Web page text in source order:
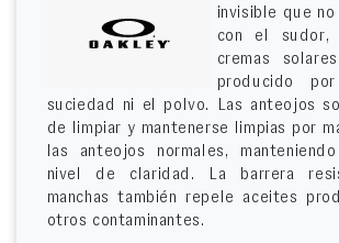
invisible que
con el sudor,
cremas
producido
suciedad ni el polvo. Las anteojos
de limpiar y mantenerse limpias por
las anteojos normales,
nivel de claridad. La barrera
manchas también repele aceites
otros contaminantes.